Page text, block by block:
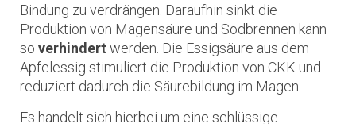
Bindung zu verdrängen. Daraufhin sinkt die
Produktion von Magensäure und Sodbrennen kann
so verhindert werden. Die Essigsäure aus dem
Apfelessig stimuliert die Produktion von CKK und
reduziert dadurch die Säurebildung im Magen.
Es handelt sich hierbei um eine schlüssige